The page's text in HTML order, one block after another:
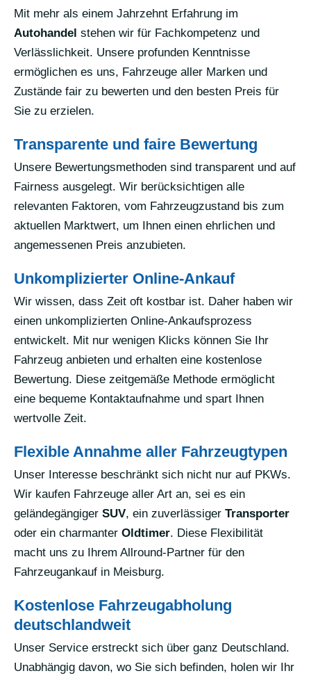
Mit mehr als einem Jahrzehnt Erfahrung im
Autohandel stehen wir für Fachkompetenz und
Verlässlichkeit. Unsere profunden Kenntnisse
ermöglichen es uns, Fahrzeuge aller Marken und
Zustände fair zu bewerten und den besten Preis für
Sie zu erzielen.
Transparente und faire Bewertung
Unsere Bewertungsmethoden sind transparent und auf
Fairness ausgelegt. Wir berücksichtigen alle
relevanten Faktoren, vom Fahrzeugzustand bis zum
aktuellen Marktwert, um Ihnen einen ehrlichen und
angemessenen Preis anzubieten.
Unkomplizierter Online-Ankauf
Wir wissen, dass Zeit oft kostbar ist. Daher haben wir
einen unkomplizierten Online-Ankaufsprozess
entwickelt. Mit nur wenigen Klicks können Sie Ihr
Fahrzeug anbieten und erhalten eine kostenlose
Bewertung. Diese zeitgemäße Methode ermöglicht
eine bequeme Kontaktaufnahme und spart Ihnen
wertvolle Zeit.
Flexible Annahme aller Fahrzeugtypen
Unser Interesse beschränkt sich nicht nur auf PKWs.
Wir kaufen Fahrzeuge aller Art an, sei es ein
geländegängiger SUV, ein zuverlässiger Transporter
oder ein charmanter Oldtimer. Diese Flexibilität
macht uns zu Ihrem Allround-Partner für den
Fahrzeugankauf in Meisburg.
Kostenlose Fahrzeugabholung
deutschlandweit
Unser Service erstreckt sich über ganz Deutschland.
Unabhängig davon, wo Sie sich befinden, holen wir Ihr